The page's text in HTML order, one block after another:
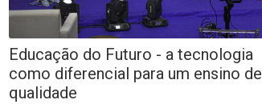
Educação do Futuro - a tecnologia
como diferencial para um ensino de
qualidade